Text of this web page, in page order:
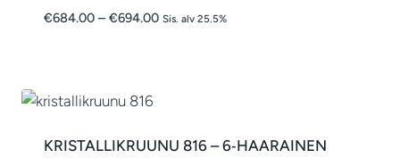
€684.00 – €694.00Hintaluokka:
Sis. alv 25.5%
KRISTALLIKRUUNU 816 – 6‑HAARAINEN